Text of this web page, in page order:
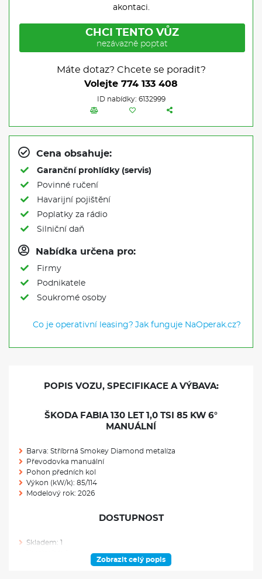
akontaci.
CHCI TENTO VŮZ
nezávazně poptat
Máte dotaz? Chcete se poradit?
Volejte 774 133 408
ID nabídky: 6132999
Cena obsahuje:
Garanční prohlídky (servis)
Povinné ručení
Havarijní pojištění
Poplatky za rádio
Silniční daň
Nabídka určena pro:
Firmy
Podnikatele
Soukromé osoby
Co je operativní leasing? Jak funguje NaOperak.cz?
POPIS VOZU, SPECIFIKACE A VÝBAVA:
ŠKODA FABIA 130 LET 1,0 TSI 85 KW 6°
MANUÁLNÍ
Barva: Stříbrná Smokey Diamond metalíza
Převodovka manuální
Pohon předních kol
Výkon (kW/k): 85/114
Modelový rok: 2026
DOSTUPNOST
Skladem: 1
Zobrazit celý popis